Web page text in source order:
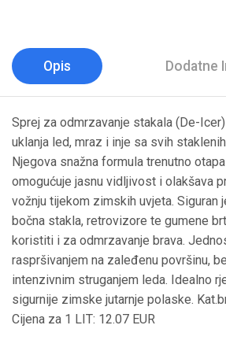
Opis Dodatne
Sprej za odmrzavanje stakala (De-
uklanja led, mraz i inje sa svih
Njegova snažna formula trenutno
omogućuje jasnu vidljivost i olakšava
vožnju tijekom zimskih uvjeta. Siguran
bočna stakla, retrovizore te gumene
koristiti i za odmrzavanje brava.
raspršivanjem na zaleđenu površinu,
intenzivnim struganjem leda. Idealno
sigurnije zimske jutarnje polaske.
Cijena za 1 LIT: 12.07 EUR